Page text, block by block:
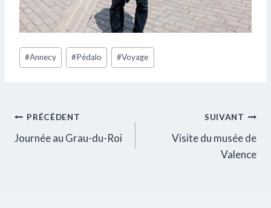
Étiquettes
de
#Annecy #Pédalo #Voyage
Navigation
de
PRÉCÉDENT
Journée au Grau-du-Roi
SUIVANT
Visite du musée de
Valence